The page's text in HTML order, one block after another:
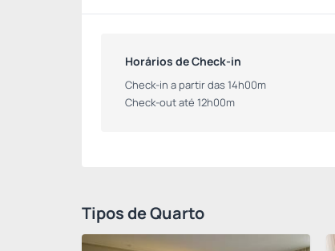
Horários de Check-in
Check-in a partir das 14h00m
Check-out até 12h00m
Tipos de Quarto